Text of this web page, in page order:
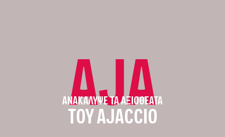
AJA
ΑΝΑΚΆΛΥΨΕ ΤΑ ΑΞΙΟΘΈΑΤΑ
ΤΟΥ AJACCIO